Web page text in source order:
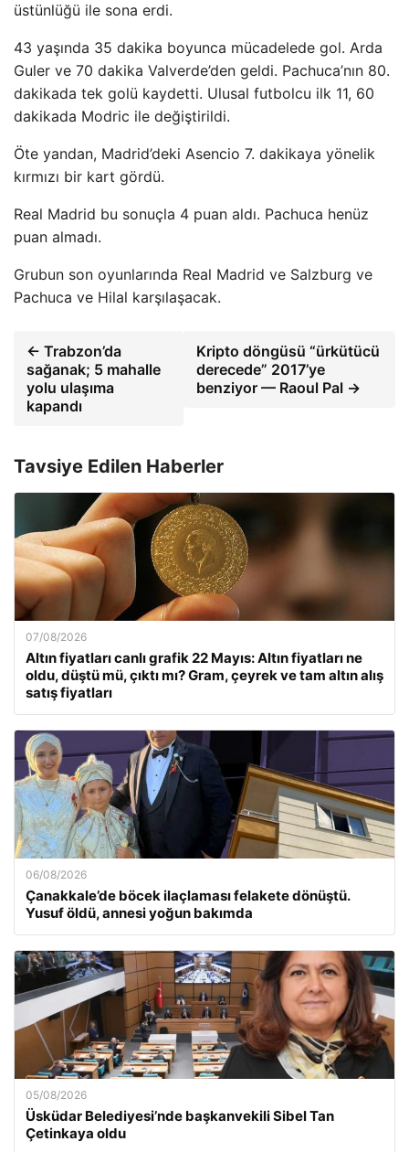
üstünlüğü ile sona erdi.
43 yaşında 35 dakika boyunca mücadelede gol. Arda
Guler ve 70 dakika Valverde’den geldi. Pachuca’nın 80.
dakikada tek golü kaydetti. Ulusal futbolcu ilk 11, 60
dakikada Modric ile değiştirildi.
Öte yandan, Madrid’deki Asencio 7. dakikaya yönelik
kırmızı bir kart gördü.
Real Madrid bu sonuçla 4 puan aldı. Pachuca henüz
puan almadı.
Grubun son oyunlarında Real Madrid ve Salzburg ve
Pachuca ve Hilal karşılaşacak.
← Trabzon’da
sağanak; 5 mahalle
yolu ulaşıma
kapandı
Kripto döngüsü “ürkütücü
derecede” 2017’ye
benziyor — Raoul Pal →
Tavsiye Edilen Haberler
07/08/2026
Altın fiyatları canlı grafik 22 Mayıs: Altın fiyatları ne
oldu, düştü mü, çıktı mı? Gram, çeyrek ve tam altın alış
satış fiyatları
06/08/2026
Çanakkale’de böcek ilaçlaması felakete dönüştü.
Yusuf öldü, annesi yoğun bakımda
05/08/2026
Üsküdar Belediyesi’nde başkanvekili Sibel Tan
Çetinkaya oldu